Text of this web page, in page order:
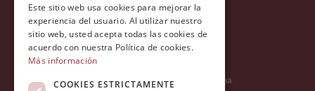
Política Integrada
Tratamiento de datos
Carrer del Duc, 12 - 08002 Barcelona
Este sitio web usa cookies para mejorar la
experiencia del usuario. Al utilizar nuestro
sitio web, usted acepta todas las cookies de
acuerdo con nuestra Política de cookies.
Más información
COOKIES ESTRICTAMENTE